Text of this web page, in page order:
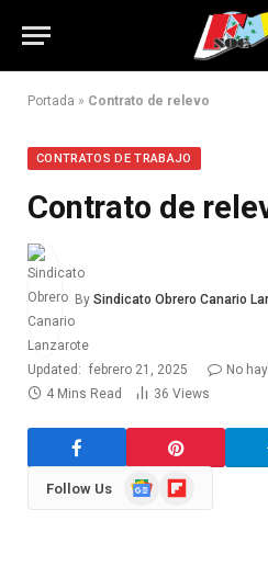
Portada » Contrato de relevo
CONTRATOS DE TRABAJO
Contrato de
By Sindicato Obrero Canario
Updated: febrero 21, 2025
No
4 Mins Read
36 Views
Follow Us
GoogleFlipboard